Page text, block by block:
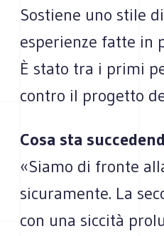
Sostiene uno stile
esperienze fatte in
È stato tra i primi
contro il progetto
Cosa sta
«Siamo di fronte
sicuramente. La
con una siccità